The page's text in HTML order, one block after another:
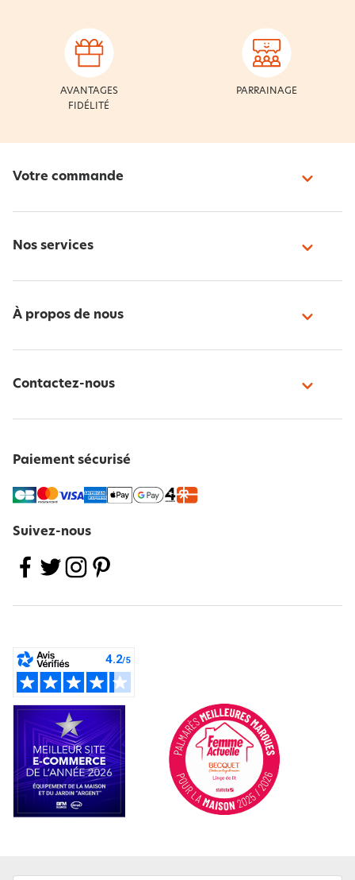
AVANTAGES
FIDÉLITÉ
PARRAINAGE
Votre commande
Nos services
À propos de nous
Contactez-nous
Paiement sécurisé
Suivez-nous